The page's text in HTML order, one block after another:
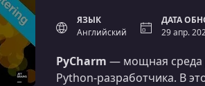
ЯЗЫК
Английский
ДАТА
29 апр.
PyCharm — мощная среда
Python‑разработчика. В